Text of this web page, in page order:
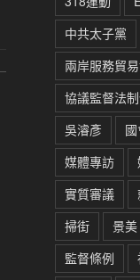
中共太子黨
兩岸服務貿
協議監督法
吳濬彥
媒體專訪
實質審議
掃街
景美
監督條例